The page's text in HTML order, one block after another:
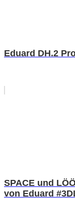
Eduard DH.2
SPACE und
von Eduard